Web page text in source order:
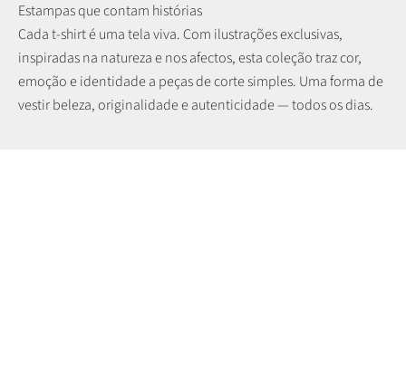
Estampas que contam histórias
Cada t-shirt é uma tela viva. Com ilustrações exclusivas,
inspiradas na natureza e nos afectos, esta coleção traz cor,
emoção e identidade a peças de corte simples. Uma forma de
vestir beleza, originalidade e autenticidade — todos os dias.
Descubra mais novidades da nova coleção.